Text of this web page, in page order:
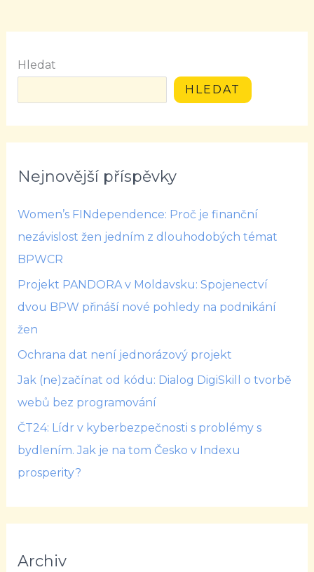
Hledat
HLEDAT
Nejnovější příspěvky
Women’s FINdependence: Proč je finanční
nezávislost žen jedním z dlouhodobých témat
BPWCR
Projekt PANDORA v Moldavsku: Spojenectví
dvou BPW přináší nové pohledy na podnikání
žen
Ochrana dat není jednorázový projekt
Jak (ne)začínat od kódu: Dialog DigiSkill o tvorbě
webů bez programování
ČT24: Lídr v kyberbezpečnosti s problémy s
bydlením. Jak je na tom Česko v Indexu
prosperity?
Archiv